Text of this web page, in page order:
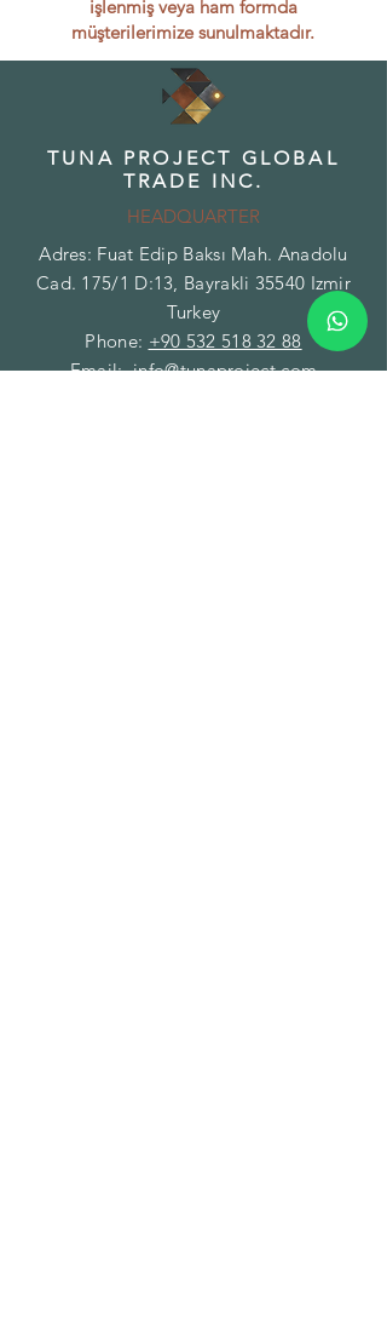
işlenmiş veya ham formda
müşterilerimize sunulmaktadır.
TUNA PROJECT GLOBAL
TRADE INC.
HEADQUARTER
Adres: Fuat Edip Baksı Mah. Anadolu
Cad. 175/1 D:13, Bayrakli 35540 Izmir
Turkey
Phone: +90 532 518 32 88
Email:info@tunaproject.com